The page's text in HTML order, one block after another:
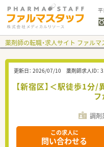
平
薬剤師の転職・求人サイト ファルマ
更新日： 2026/07/10 薬剤師求人ID：
【新宿区】＜駅徒歩1分
調剤
この求人に
問い合わせる